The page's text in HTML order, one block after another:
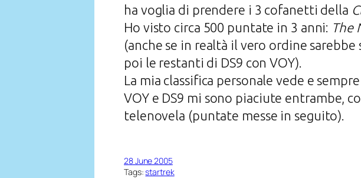
ha voglia di prendere i 3 cofanetti della
Ho visto circa 500 puntate in 3 anni: The
(anche se in realtà il vero ordine
poi le restanti di DS9 con VOY).
La mia classifica personale vede e
VOY e DS9 mi sono piaciute entrambe,
telenovela (puntate messe in seguito).
28 June 2005
Tags:startrek